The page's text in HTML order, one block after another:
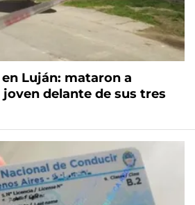
Luján: mataron a
joven delante de sus tres